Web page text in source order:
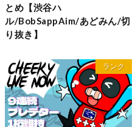
とめ【渋谷ハ
ル/BobSappAim/あどみん/切
り抜き】
ランク